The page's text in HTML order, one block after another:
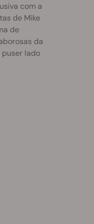
com a
de Mike
de
da
lado